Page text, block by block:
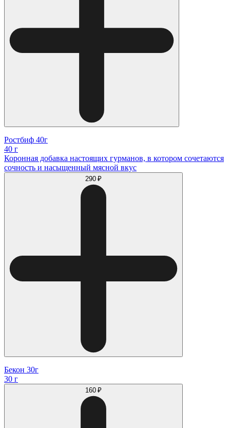
Ростбиф 40г
40 г
Коронная добавка настоящих гурманов, в котором сочетаются
сочность и насыщенный мясной вкус
290 ₽
Бекон 30г
30 г
160 ₽